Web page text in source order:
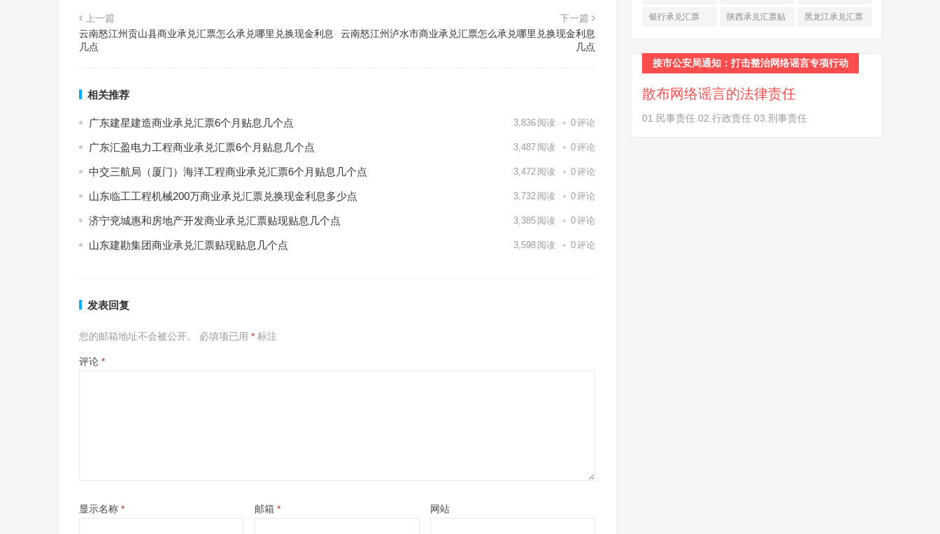
上一篇
云南怒江州贡山县商业承兑汇票怎么承兑哪里兑换现金利息
几点
下一篇
云南怒江州泸水市商业承兑汇票怎么承兑哪里兑换现金利息
几点
相关推荐
广东建星建造商业承兑汇票6个月贴息几个点 3,836 阅读 0评论
广东汇盈电力工程商业承兑汇票6个月贴息几个点 3,487 阅读 0评论
中交三航局（厦门）海洋工程商业承兑汇票6个月贴息几个点 3,472 阅读 0评论
山东临工工程机械200万商业承兑汇票兑换现金利息多少点 3,732 阅读 0评论
济宁兖城惠和房地产开发商业承兑汇票贴现贴息几个点 3,385 阅读 0评论
山东建勘集团商业承兑汇票贴现贴息几个点 3,598 阅读 0评论
发表回复
您的邮箱地址不会被公开。 必填项已用 * 标注
评论 *
显示名称 * 邮箱 * 网站
票(284)
现(344)
现(232)
银行承兑汇票
陕西承兑汇票贴
黑龙江承兑汇票
接市公安局通知：打击整治网络谣言专项行动
散布网络谣言的法律责任
01.民事责任 02.行政责任 03.刑事责任